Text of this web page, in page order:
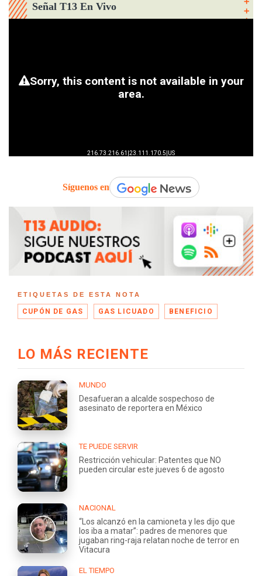
Señal T13 En Vivo
Síguenos en
ETIQUETAS DE ESTA NOTA
CUPÓN DE GAS GAS LICUADO BENEFICIO
LO MÁS RECIENTE
MUNDO
Desafueran a alcalde sospechoso de
asesinato de reportera en México
TE PUEDE SERVIR
Restricción vehicular: Patentes que NO
pueden circular este jueves 6 de agosto
NACIONAL
“Los alcanzó en la camioneta y les dijo que
los iba a matar”: padres de menores que
jugaban ring-raja relatan noche de terror en
Vitacura
EL TIEMPO